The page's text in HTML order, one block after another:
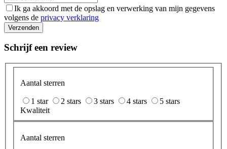
Ik ga akkoord met de opslag en verwerking van mijn gegevens
volgens de privacy verklaring
Verzenden
Schrijf een review
Aantal sterren
1 star 2 stars 3 stars 4 stars
5 stars
Kwaliteit
Aantal sterren